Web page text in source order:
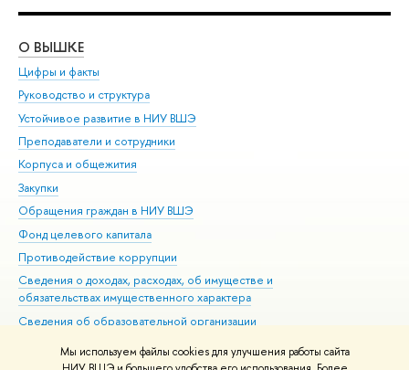
Мы используем файлы cookies для улучшения работы сайта
О ВЫШКЕ
Цифры и факты
Руководство и структура
Устойчивое развитие в НИУ ВШЭ
Преподаватели и сотрудники
Корпуса и общежития
Закупки
Обращения граждан в НИУ ВШЭ
Фонд целевого капитала
Противодействие коррупции
Сведения о доходах, расходах, об имуществе и
обязательствах имущественного характера
Сведения об образовательной организации
Людям с ограниченными возможностями здоровья